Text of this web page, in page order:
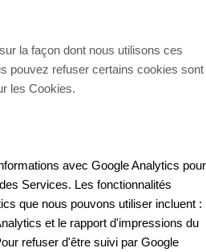
la façon dont nous utilisons ces
pouvez refuser certains cookies sont
les Cookies.
avec Google Analytics pour
Services. Les fonctionnalités
que nous pouvons utiliser incluent :
et le rapport d'impressions du
refuser d'être suivi par Google